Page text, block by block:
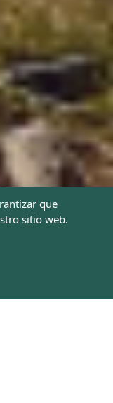
que
sitio web.